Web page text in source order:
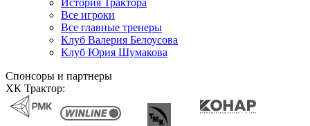
История Трактора
Все игроки
Все главные тренеры
Клуб Валерия Белоусова
Клуб Юрия Шумакова
Спонсоры и партнеры
ХК Трактор: